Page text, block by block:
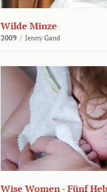
Wilde Minze
2009 / Jenny Gand
Wise Women - Fünf